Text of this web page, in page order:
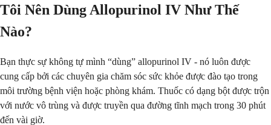
Tôi Nên Dùng Allopurinol IV Như Thế
Nào?
Bạn thực sự không tự mình “dùng” allopurinol IV - nó luôn được
cung cấp bởi các chuyên gia chăm sóc sức khỏe được đào tạo trong
môi trường bệnh viện hoặc phòng khám. Thuốc có dạng bột được trộn
với nước vô trùng và được truyền qua đường tĩnh mạch trong 30 phút
đến vài giờ.